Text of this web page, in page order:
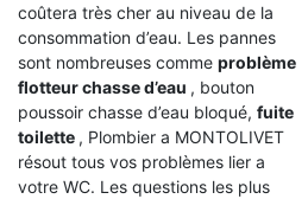
coûtera très cher au niveau de la
consommation d’eau. Les pannes
sont nombreuses comme problème
flotteur chasse d’eau , bouton
poussoir chasse d’eau bloqué, fuite
toilette , Plombier a MONTOLIVET
résout tous vos problèmes lier a
votre WC. Les questions les plus